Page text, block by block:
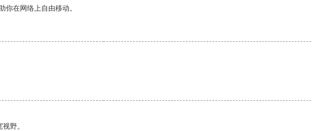
在网络上自由移动。
野。